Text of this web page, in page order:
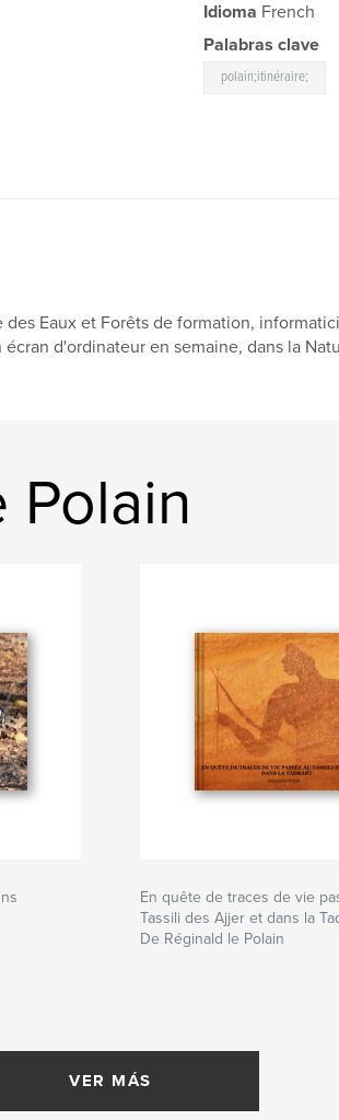
Idioma French
Palabras clave
polain;itinéraire;
des Eaux et Forêts de formation,
d'ordinateur en semaine, dans la
Polain
En quête de traces de vie
Tassili des Ajjer et dans la
De Réginald le Polain
VER MÁS